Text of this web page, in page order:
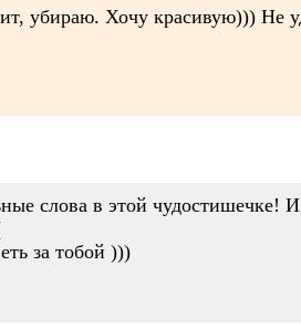
убираю. Хочу красивую))) Не
слова в этой чудостишечке!
за тобой )))